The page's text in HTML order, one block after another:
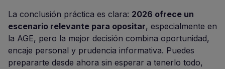
La conclusión práctica es clara: 2026 ofrece un
escenario relevante para opositar, especialmente en
la AGE, pero la mejor decisión combina oportunidad,
encaje personal y prudencia informativa. Puedes
prepararte desde ahora sin esperar a tenerlo todo,